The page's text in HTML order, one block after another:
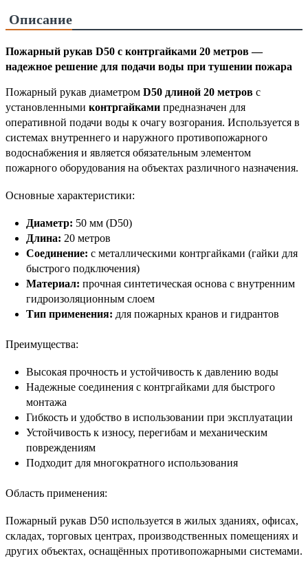
Описание
Пожарный рукав D50 с контргайками 20 метров —
надежное решение для подачи воды при тушении пожара
Пожарный рукав диаметром D50 длиной 20 метров с
установленными контргайками предназначен для
оперативной подачи воды к очагу возгорания. Используется в
системах внутреннего и наружного противопожарного
водоснабжения и является обязательным элементом
пожарного оборудования на объектах различного назначения.
Основные характеристики:
Диаметр: 50 мм (D50)
Длина: 20 метров
Соединение: с металлическими контргайками (гайки для
быстрого подключения)
Материал: прочная синтетическая основа с внутренним
гидроизоляционным слоем
Тип применения: для пожарных кранов и гидрантов
Преимущества:
Высокая прочность и устойчивость к давлению воды
Надежные соединения с контргайками для быстрого
монтажа
Гибкость и удобство в использовании при эксплуатации
Устойчивость к износу, перегибам и механическим
повреждениям
Подходит для многократного использования
Область применения:
Пожарный рукав D50 используется в жилых зданиях, офисах,
складах, торговых центрах, производственных помещениях и
других объектах, оснащённых противопожарными системами.